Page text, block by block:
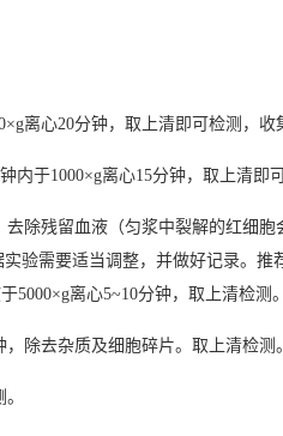
离心20分钟，取上清即可检测，
内于1000×g离心15分钟，取上清即
除残留血液（匀浆中裂解的红细
验需要适当调整，并做好记录。
离心5~10分钟，取上清检测。
除去杂质及细胞碎片。取上清检测。